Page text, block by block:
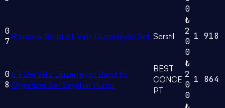
0
0
7 Rainbow Serisi 6'lı Valiz Düzenleyici Set Serstil
₺
2
0
0
1 918
0
8
6’lı Bej Valiz Düzenleyici Bavul İçi
Organizer Set Seyahat Hurcu
BEST
CONCE
PT
₺
2
0
0
1 864